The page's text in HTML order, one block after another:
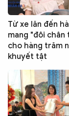
Từ xe lăn đến
mang "đôi chân
cho hàng trăm
khuyết tật